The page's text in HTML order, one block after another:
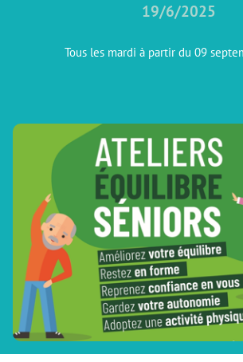
19/6/2025
Tous les mardi à partir du 09